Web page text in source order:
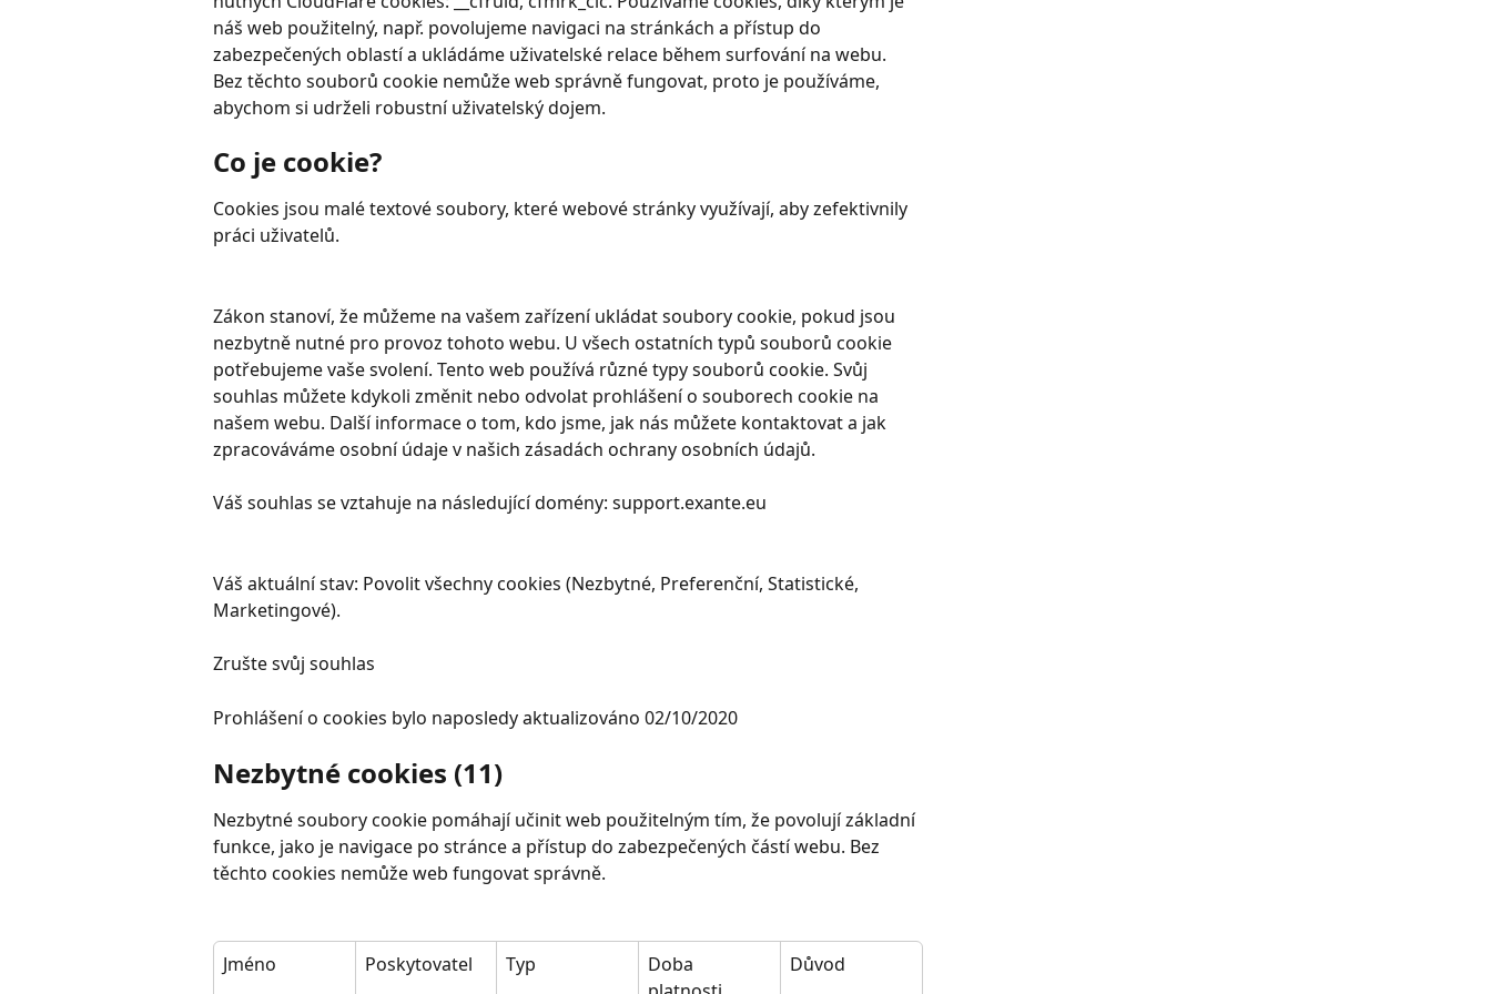
náš web použitelný, např. povolujeme navigaci na stránkách a přístup do
zabezpečených oblastí a ukládáme uživatelské relace během surfování na webu.
Bez těchto souborů cookie nemůže web správně fungovat, proto je používáme,
abychom si udrželi robustní uživatelský dojem.
Co je cookie?
Cookies jsou malé textové soubory, které webové stránky využívají, aby zefektivnily
práci uživatelů.
Zákon stanoví, že můžeme na vašem zařízení ukládat soubory cookie, pokud jsou
nezbytně nutné pro provoz tohoto webu. U všech ostatních typů souborů cookie
potřebujeme vaše svolení. Tento web používá různé typy souborů cookie. Svůj
souhlas můžete kdykoli změnit nebo odvolat prohlášení o souborech cookie na
našem webu. Další informace o tom, kdo jsme, jak nás můžete kontaktovat a jak
zpracováváme osobní údaje v našich zásadách ochrany osobních údajů.
Váš souhlas se vztahuje na následující domény: support.exante.eu
Váš aktuální stav: Povolit všechny cookies (Nezbytné, Preferenční, Statistické,
Marketingové).
Zrušte svůj souhlas
Prohlášení o cookies bylo naposledy aktualizováno 02/10/2020
Nezbytné cookies (11)
Nezbytné soubory cookie pomáhají učinit web použitelným tím, že povolují základní
funkce, jako je navigace po stránce a přístup do zabezpečených částí webu. Bez
těchto cookies nemůže web fungovat správně.
Jméno Poskytovatel Typ
Doba
Důvod